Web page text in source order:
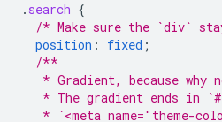
. search {
/* Make sure the `div`
position : fixed ;
/**
* Gradient, because why
* The gradient ends in
* `<meta name="theme-